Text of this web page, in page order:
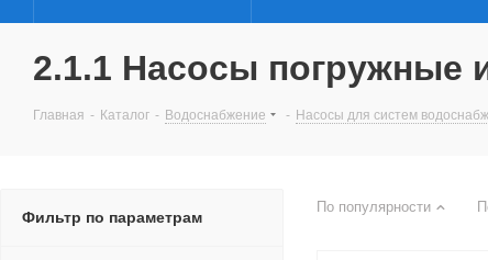
2.1.1 Насосы погружные
Главная - Каталог - Водоснабжение - Насосы для систем
По популярности
Фильтр по параметрам